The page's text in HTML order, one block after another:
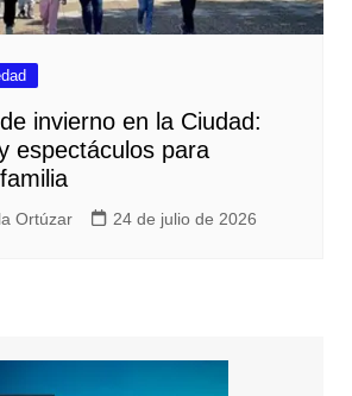
invierno en la Ciudad:
espectáculos para
Ortúzar 24 de julio de 2026